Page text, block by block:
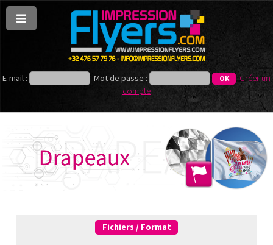
E-mail : Mot de passe :
Créer un
compte
Fichiers / Format